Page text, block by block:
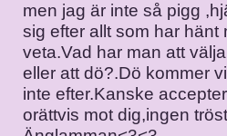
men jag är inte så pigg
sig efter allt som har
veta.Vad har man att
eller att dö?.Dö kommer
inte efter.Kanske
orättvis mot dig,ingen